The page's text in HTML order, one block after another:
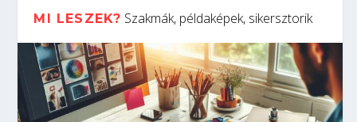
MI LESZEK? Szakmák, példaképek, sikersztorik